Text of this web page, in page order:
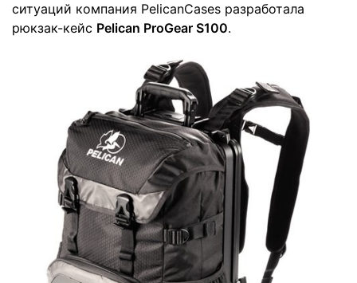
ситуаций компания PelicanCases разработала
рюкзак-кейс Pelican ProGear S100.